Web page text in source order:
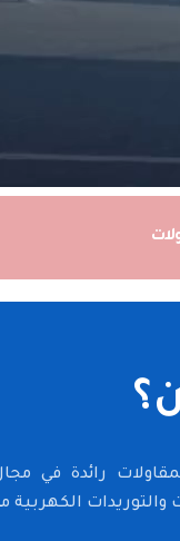
رائدة في
الكهربية من